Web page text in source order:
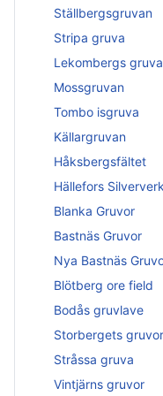
Ställbergsgruvan
Stripa gruva
Lekombergs gruva
Mossgruvan
Tombo isgruva
Källargruvan
Håksbergsfältet
Hällefors Silververk
Blanka Gruvor
Bastnäs Gruvor
Nya Bastnäs
Blötberg ore field
Bodås gruvlave
Storbergets gruvor
Stråssa gruva
Vintjärns gruvor